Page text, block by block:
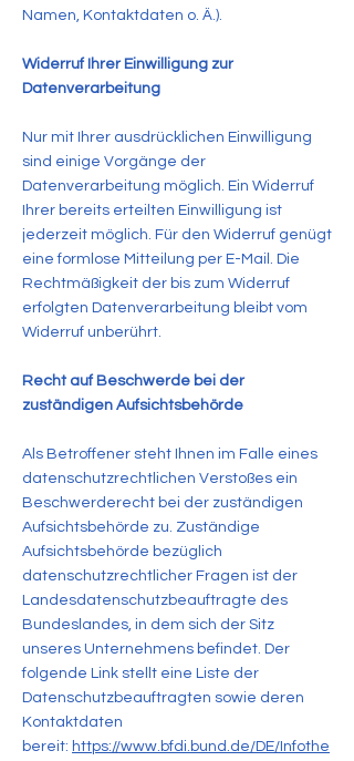
Namen, Kontaktdaten o. Ä.).
Widerruf Ihrer Einwilligung zur
Datenverarbeitung
Nur mit Ihrer ausdrücklichen Einwilligung
sind einige Vorgänge der
Datenverarbeitung möglich. Ein Widerruf
Ihrer bereits erteilten Einwilligung ist
jederzeit möglich. Für den Widerruf genügt
eine formlose Mitteilung per E-Mail. Die
Rechtmäßigkeit der bis zum Widerruf
erfolgten Datenverarbeitung bleibt vom
Widerruf unberührt.
Recht auf Beschwerde bei der
zuständigen Aufsichtsbehörde
Als Betroffener steht Ihnen im Falle eines
datenschutzrechtlichen Verstoßes ein
Beschwerderecht bei der zuständigen
Aufsichtsbehörde zu. Zuständige
Aufsichtsbehörde bezüglich
datenschutzrechtlicher Fragen ist der
Landesdatenschutzbeauftragte des
Bundeslandes, in dem sich der Sitz
unseres Unternehmens befindet. Der
folgende Link stellt eine Liste der
Datenschutzbeauftragten sowie deren
Kontaktdaten
bereit: https://www.bfdi.bund.de/DE/Infothe